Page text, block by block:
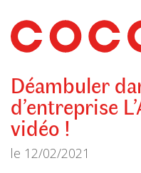
CoCo
urbanisme,
Déambuler
d’entreprise
vidéo !
le 12/02/2021